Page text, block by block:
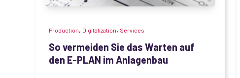
Production, Digitalization, Services
So vermeiden Sie das Warten auf
den E-PLAN im Anlagenbau